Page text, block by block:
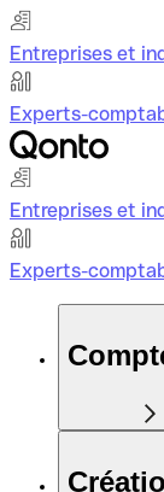
Entreprises et
Experts-
Entreprises et
Experts-